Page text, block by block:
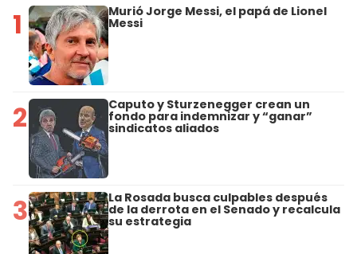
1 Murió Jorge Messi, el papá de Lionel
Messi
2 Caputo y Sturzenegger crean un
fondo para indemnizar y “ganar”
sindicatos aliados
3 La Rosada busca culpables después
de la derrota en el Senado y recalcula
su estrategia